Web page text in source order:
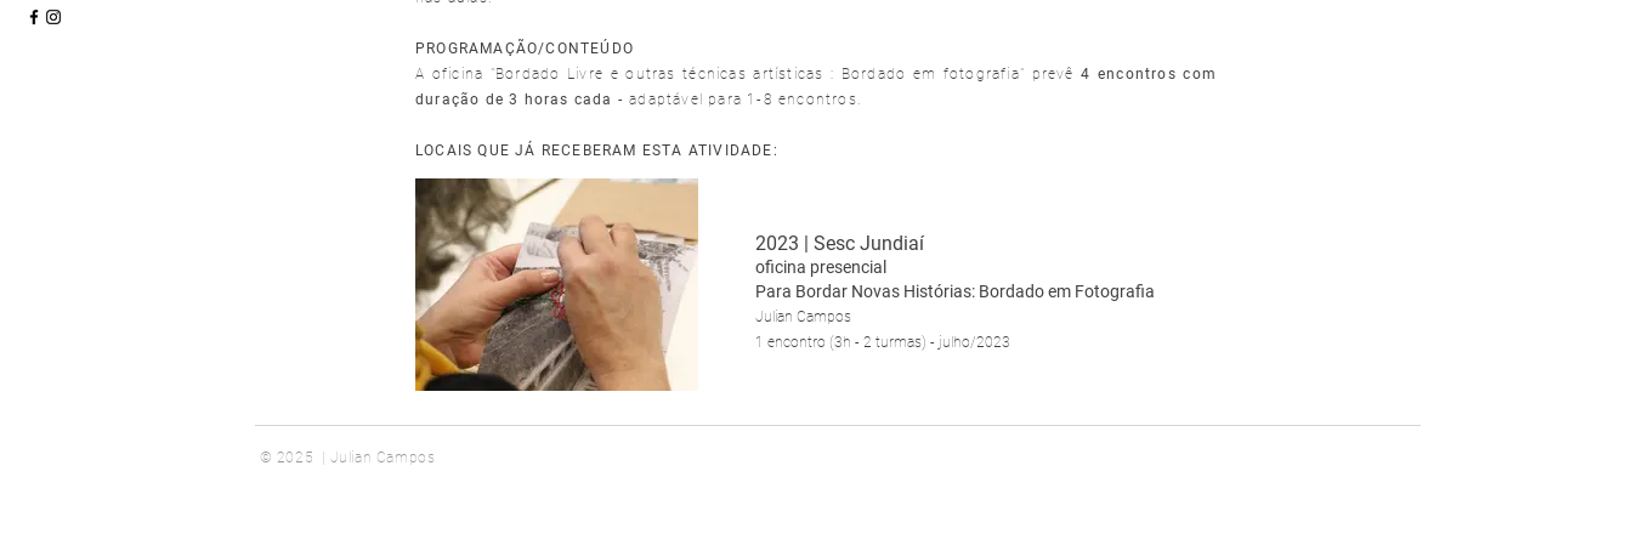
PROGRAMAÇÃO/CONTEÚDO
A oficina "Bordado Livre e outras técnicas artísticas : Bordado em fotografia" prevê 4 encontros com
duração de 3
horas cada -adaptável para 1-8 encontros.
LOCAIS QUE JÁ RECEBERAM ESTA ATIVIDADE:
2023 | Sesc Jundiaí
oficina presencial
Para Bordar Novas Histórias: Bordado em Fotografia
Julian Campos
1 encontro (3h - 2 turmas) - julho/2023
© 2025 | Julian Campos